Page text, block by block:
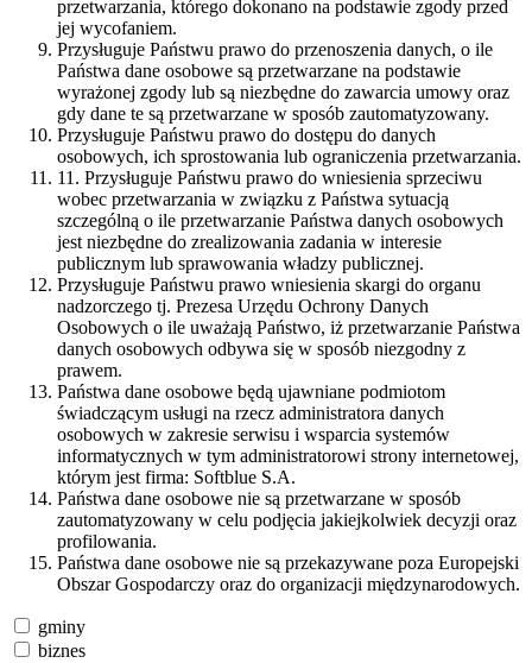
przetwarzania, którego dokonano na podstawie zgody przed
jej wycofaniem.
Przysługuje Państwu prawo do przenoszenia danych, o ile
Państwa dane osobowe są przetwarzane na podstawie
wyrażonej zgody lub są niezbędne do zawarcia umowy oraz
gdy dane te są przetwarzane w sposób zautomatyzowany.
Przysługuje Państwu prawo do dostępu do danych
osobowych, ich sprostowania lub ograniczenia przetwarzania.
11. Przysługuje Państwu prawo do wniesienia sprzeciwu
wobec przetwarzania w związku z Państwa sytuacją
szczególną o ile przetwarzanie Państwa danych osobowych
jest niezbędne do zrealizowania zadania w interesie
publicznym lub sprawowania władzy publicznej.
Przysługuje Państwu prawo wniesienia skargi do organu
nadzorczego tj. Prezesa Urzędu Ochrony Danych
Osobowych o ile uważają Państwo, iż przetwarzanie Państwa
danych osobowych odbywa się w sposób niezgodny z
prawem.
Państwa dane osobowe będą ujawniane podmiotom
świadczącym usługi na rzecz administratora danych
osobowych w zakresie serwisu i wsparcia systemów
informatycznych w tym administratorowi strony internetowej,
którym jest firma: Softblue S.A.
Państwa dane osobowe nie są przetwarzane w sposób
zautomatyzowany w celu podjęcia jakiejkolwiek decyzji oraz
profilowania.
Państwa dane osobowe nie są przekazywane poza Europejski
Obszar Gospodarczy oraz do organizacji międzynarodowych.
gminy
biznes